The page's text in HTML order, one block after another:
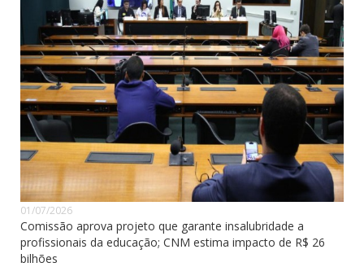
01/07/2026
Comissão aprova projeto que garante insalubridade a
profissionais da educação; CNM estima impacto de R$ 26
bilhões